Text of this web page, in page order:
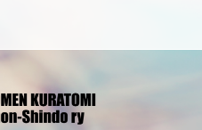
SUOMEN KURATOMI